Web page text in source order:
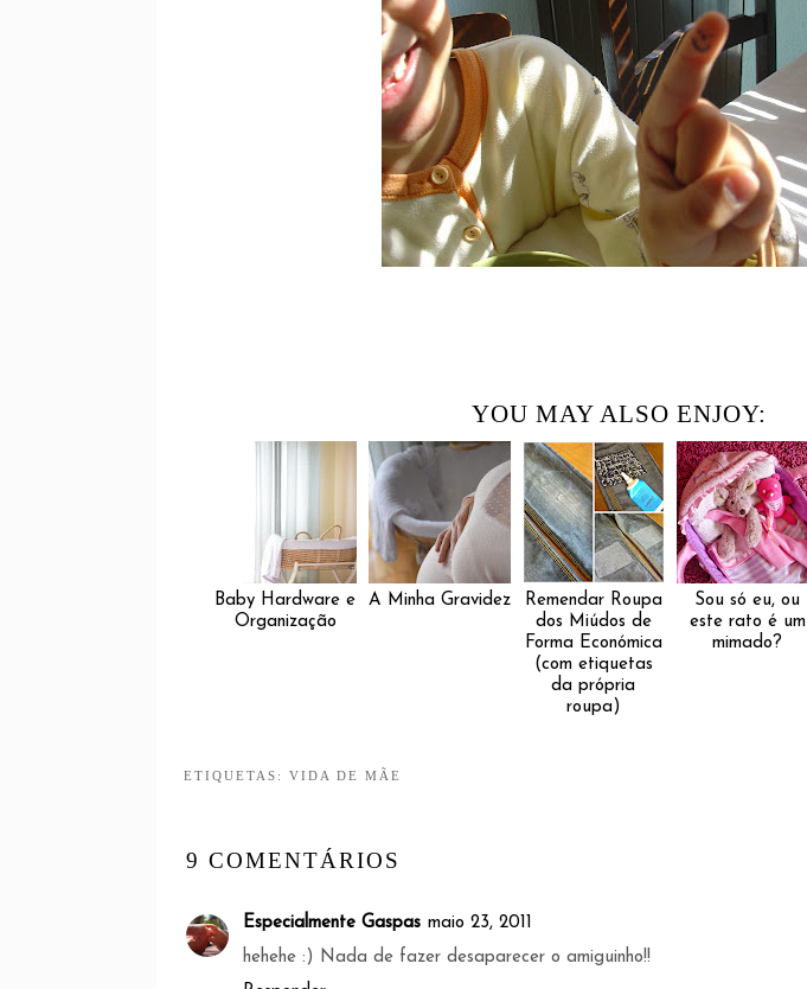
YOU MAY ALSO ENJOY:
Baby Hardware e
Organização
A Minha Gravidez
Remendar Roupa
dos Miúdos de
Forma Económica
(com etiquetas
da própria
roupa)
Sou só eu, ou
este rato é um
mimado?
ETIQUETAS: VIDA DE MÃE
9 COMENTÁRIOS
Especialmente Gaspas maio 23, 2011
hehehe :) Nada de fazer desaparecer o amiguinho!!